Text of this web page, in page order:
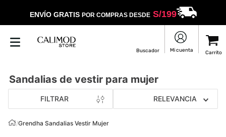
ENVÍO GRATIS POR COMPRAS DESDES/199
Sandalias de vestir para mujer
FILTRAR RELEVANCIA
/Grendha Sandalias Vestir Mujer